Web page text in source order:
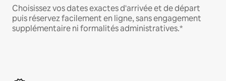
Choisissez vos dates exactes d'arrivée et de départ
puis réservez facilement en ligne, sans engagement
supplémentaire ni formalités administratives.*